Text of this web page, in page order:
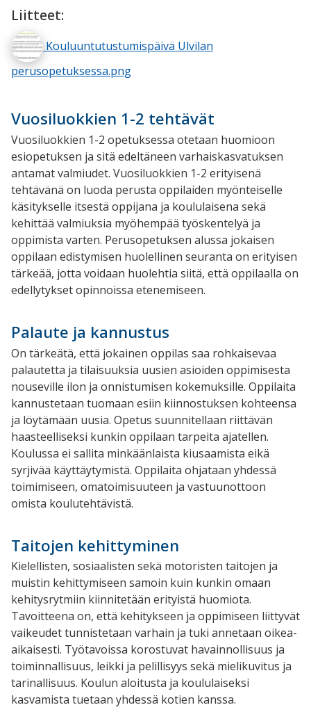
Liitteet:
Kouluuntutustumispäivä Ulvilan
perusopetuksessa.png
Vuosiluokkien 1-2 tehtävät
Vuosiluokkien 1-2 opetuksessa otetaan huomioon
esiopetuksen ja sitä edeltäneen varhaiskasvatuksen
antamat valmiudet. Vuosiluokkien 1-2 erityisenä
tehtävänä on luoda perusta oppilaiden myönteiselle
käsitykselle itsestä oppijana ja koululaisena sekä
kehittää valmiuksia myöhempää työskentelyä ja
oppimista varten. Perusopetuksen alussa jokaisen
oppilaan edistymisen huolellinen seuranta on erityisen
tärkeää, jotta voidaan huolehtia siitä, että oppilaalla on
edellytykset opinnoissa etenemiseen.
Palaute ja kannustus
On tärkeätä, että jokainen oppilas saa rohkaisevaa
palautetta ja tilaisuuksia uusien asioiden oppimisesta
nouseville ilon ja onnistumisen kokemuksille. Oppilaita
kannustetaan tuomaan esiin kiinnostuksen kohteensa
ja löytämään uusia. Opetus suunnitellaan riittävän
haasteelliseksi kunkin oppilaan tarpeita ajatellen.
Koulussa ei sallita minkäänlaista kiusaamista eikä
syrjivää käyttäytymistä. Oppilaita ohjataan yhdessä
toimimiseen, omatoimisuuteen ja vastuunottoon
omista koulutehtävistä.
Taitojen kehittyminen
Kielellisten, sosiaalisten sekä motoristen taitojen ja
muistin kehittymiseen samoin kuin kunkin omaan
kehitysrytmiin kiinnitetään erityistä huomiota.
Tavoitteena on, että kehitykseen ja oppimiseen liittyvät
vaikeudet tunnistetaan varhain ja tuki annetaan oikea-
aikaisesti. Työtavoissa korostuvat havainnollisuus ja
toiminnallisuus, leikki ja pelillisyys sekä mielikuvitus ja
tarinallisuus. Koulun aloitusta ja koululaiseksi
kasvamista tuetaan yhdessä kotien kanssa.